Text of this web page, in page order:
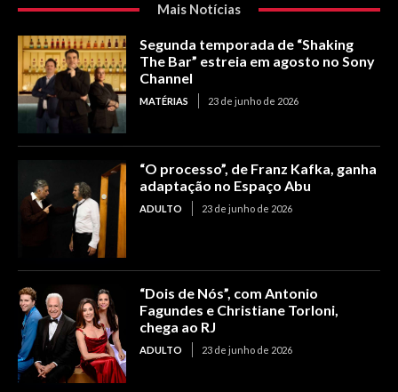
Mais Notícias
Segunda temporada de “Shaking
The Bar” estreia em agosto no Sony
Channel
MATÉRIAS 23 de junho de 2026
“O processo”, de Franz Kafka, ganha
adaptação no Espaço Abu
ADULTO 23 de junho de 2026
“Dois de Nós”, com Antonio
Fagundes e Christiane Torloni,
chega ao RJ
ADULTO 23 de junho de 2026